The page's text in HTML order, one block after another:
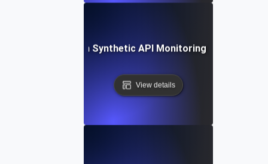
Future Trends in Synthetic API Monitoring and
View details